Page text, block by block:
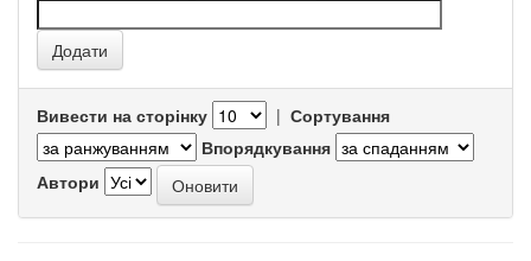
Вивести на сторінку | Сортування
Впорядкування
Автори